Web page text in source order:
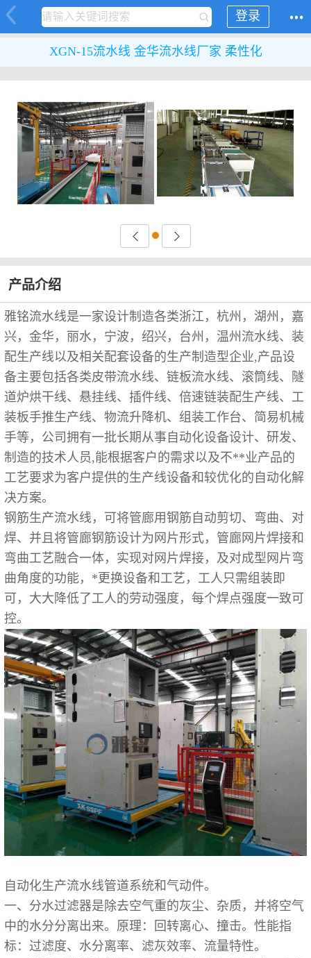
登录
XGN-15流水线 金华流水线厂家 柔性化
产品介绍
雅铭流水线是一家设计制造各类浙江，杭州，湖州，嘉
兴，金华，丽水，宁波，绍兴，台州，温州流水线、装
配生产线以及相关配套设备的生产制造型企业,产品设
备主要包括各类皮带流水线、链板流水线、滚筒线、隧
道炉烘干线、悬挂线、插件线、倍速链装配生产线、工
装板手推生产线、物流升降机、组装工作台、简易机械
手等，公司拥有一批长期从事自动化设备设计、研发、
制造的技术人员,能根据客户的需求以及不**业产品的
工艺要求为客户提供的生产线设备和较优化的自动化解
决方案。
钢筋生产流水线，可将管廊用钢筋自动剪切、弯曲、对
焊、并且将管廊钢筋设计为网片形式，管廊网片焊接和
弯曲工艺融合一体，实现对网片焊接，及对成型网片弯
曲角度的功能，*更换设备和工艺，工人只需组装即
可，大大降低了工人的劳动强度，每个焊点强度一致可
控。
自动化生产流水线管道系统和气动件。
一、分水过滤器是除去空气重的灰尘、杂质，并将空气
中的水分分离出来。原理：回转离心、撞击。性能指
标：过滤度、水分离率、滤灰效率、流量特性。